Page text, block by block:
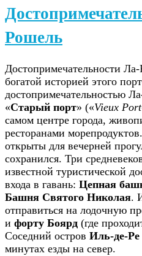
Рошель
Достопримечательности
богатой историей этого
достопримечательностью
«Старый порт» («Vieux Port
самом центре города,
ресторанами морепродуктов.
открыты для вечерней
сохранился. Три
известной туристической
входа в гавань: Цепная
Башня Святого Николая.
отправиться на лодочную
и форту Боярд (где
Соседний остров Иль-де-Ре
минутах езды на север.